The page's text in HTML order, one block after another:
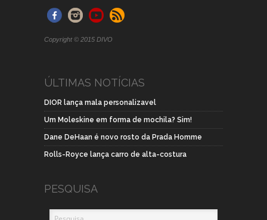
Copyright © 2015 DIVO
ÚLTIMAS NOTÍCIAS
DIOR lança mala personalizavel
Um Moleskine em forma de mochila? Sim!
Dane DeHaan é novo rosto da Prada Homme
Rolls-Royce lança carro de alta-costura
PESQUISA